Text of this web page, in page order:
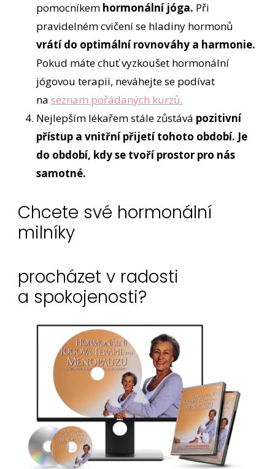
pomocníkem hormonální jóga. Při
pravidelném cvičení se hladiny hormonů
vrátí do optimální rovnováhy a harmonie.
Pokud máte chuť vyzkoušet hormonální
jógovou terapii, neváhejte se podívat
naseznam pořádaných kurzů.
Nejlepším lékařem stále zůstává pozitivní
přístup a vnitřní přijetí tohoto období. Je
do období, kdy se tvoří prostor pro nás
samotné.
Chcete své hormonální
milníky
procházet v radosti
a spokojenosti?